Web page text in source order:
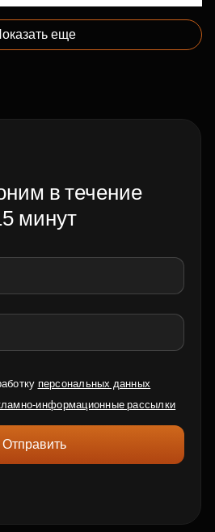
еще
в течение
минут
персональных данных
информационные рассылки
Отправить